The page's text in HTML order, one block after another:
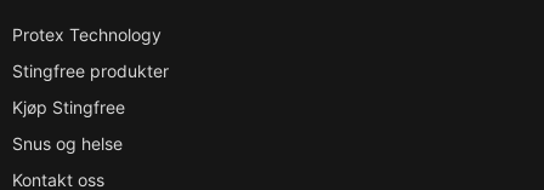
Protex Technology
Stingfree produkter
Kjøp Stingfree
Snus og helse
Kontakt oss